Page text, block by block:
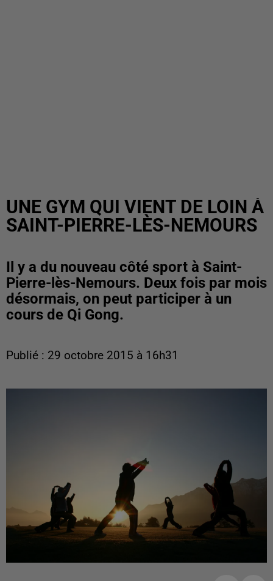
UNE GYM QUI VIENT DE LOIN À
SAINT-PIERRE-LÈS-NEMOURS
Il y a du nouveau côté sport à Saint-
Pierre-lès-Nemours. Deux fois par mois
désormais, on peut participer à un
cours de Qi Gong.
Publié : 29 octobre 2015 à 16h31